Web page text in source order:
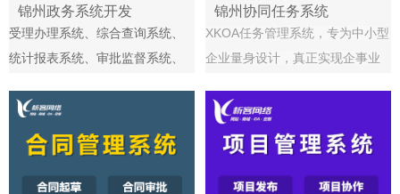
锦州政务系统开发
受理办理系统、综合查询系统、
统计报表系统、审批监督系统、
统、并联分析系统、并联审批系
锦州协同任务系统
XKOA任务管理系统，专为中小型
企业量身设计，真正实现企事业
任务协同、任务追踪，并有效促
进团队工作，可结合企业实际需
求进行个性化定制开发，助力企
业信息化管理！